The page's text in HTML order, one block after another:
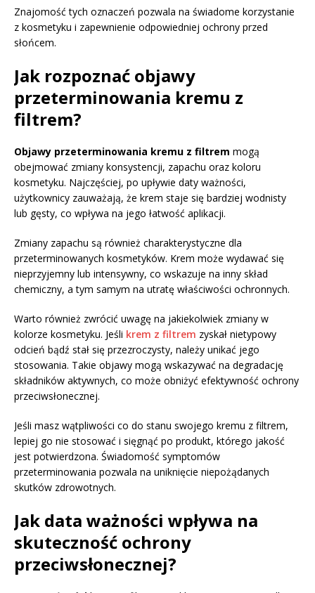
Znajomość tych oznaczeń pozwala na świadome korzystanie
z kosmetyku i zapewnienie odpowiedniej ochrony przed
słońcem.
Jak rozpoznać objawy
przeterminowania kremu z
filtrem?
Objawy przeterminowania kremu z filtrem mogą
obejmować zmiany konsystencji, zapachu oraz koloru
kosmetyku. Najczęściej, po upływie daty ważności,
użytkownicy zauważają, że krem staje się bardziej wodnisty
lub gęsty, co wpływa na jego łatwość aplikacji.
Zmiany zapachu są również charakterystyczne dla
przeterminowanych kosmetyków. Krem może wydawać się
nieprzyjemny lub intensywny, co wskazuje na inny skład
chemiczny, a tym samym na utratę właściwości ochronnych.
Warto również zwrócić uwagę na jakiekolwiek zmiany w
kolorze kosmetyku. Jeśli krem z filtrem zyskał nietypowy
odcień bądź stał się przezroczysty, należy unikać jego
stosowania. Takie objawy mogą wskazywać na degradację
składników aktywnych, co może obniżyć efektywność ochrony
przeciwsłonecznej.
Jeśli masz wątpliwości co do stanu swojego kremu z filtrem,
lepiej go nie stosować i sięgnąć po produkt, którego jakość
jest potwierdzona. Świadomość symptomów
przeterminowania pozwala na uniknięcie niepożądanych
skutków zdrowotnych.
Jak data ważności wpływa na
skuteczność ochrony
przeciwsłonecznej?